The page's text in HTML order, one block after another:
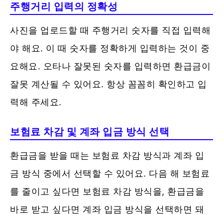
주행거리 입력의 정확성
사진을 업로드할 때 주행거리 숫자를 직접 입력해
야 해요. 이 때 숫자를 정확하게 입력하는 것이 중
요해요. 오타나 잘못된 숫자를 입력하면 환급금이
잘못 계산될 수 있어요. 항상 꼼꼼히 확인하고 입
력해 주세요.
보험료 차감 및 계좌 입금 방식 선택
환급금을 받을 때는 보험료 차감 방식과 계좌 입
금 방식 중에서 선택할 수 있어요. 다음 해 보험료
를 줄이고 싶다면 보험료 차감 방식을, 환급금을
바로 받고 싶다면 계좌 입금 방식을 선택하면 돼